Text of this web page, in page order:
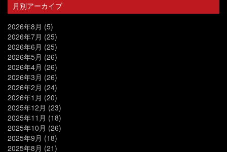
月別アーカイブ
2026年8月 (5)
2026年7月 (25)
2026年6月 (25)
2026年5月 (26)
2026年4月 (26)
2026年3月 (26)
2026年2月 (24)
2026年1月 (20)
2025年12月 (23)
2025年11月 (18)
2025年10月 (26)
2025年9月 (18)
2025年8月 (21)